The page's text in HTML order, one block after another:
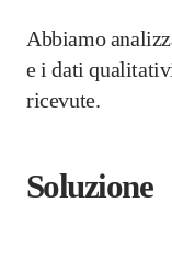
Abbiamo
e i dati
ricevute.
Soluzione